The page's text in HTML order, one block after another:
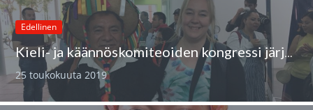
Edellinen
Kieli- ja käännöskomiteoiden kongressi järjestettiin toukokuun alussa Meksikossa
25 toukokuuta 2019